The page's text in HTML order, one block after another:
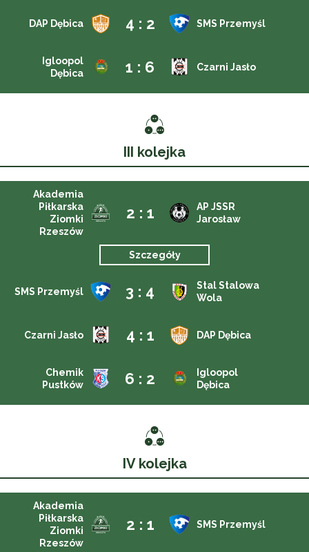
DAP Dębica 4 : 2 SMS Przemyśl
Igloopol
Dębica
1 : 6 Czarni Jasło
III kolejka
Akademia
Piłkarska
Ziomki
Rzeszów
2 : 1
AP JSSR
Jarosław
Szczegóły
SMS Przemyśl 3 : 4
Stal Stalowa
Wola
Czarni Jasło 4 : 1 DAP Dębica
Chemik
Pustków
6 : 2
Igloopol
Dębica
IV kolejka
Akademia
Piłkarska
Ziomki
Rzeszów
2 : 1 SMS Przemyśl